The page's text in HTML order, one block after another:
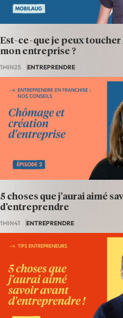
Est-ce-que je peux toucher
mon entreprise ?
1MIN25 ENTREPRENDRE
5 choses que j’aurai aimé
d’entreprendre
1MIN41 ENTREPRENDRE